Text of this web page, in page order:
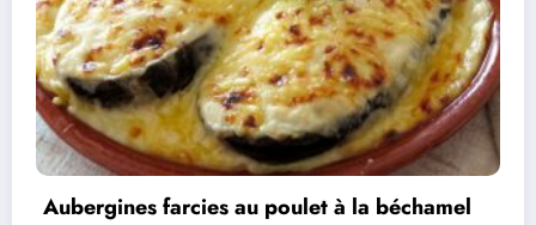
Rouleaux d’aubergines farcies